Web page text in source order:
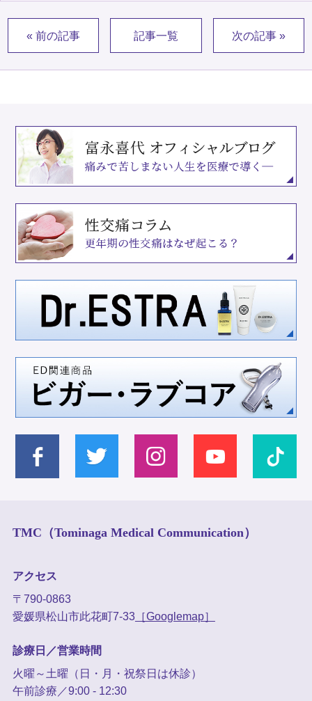
« 前の記事 記事一覧 次の記事 »
TMC（Tominaga Medical Communication）
アクセス
〒790-0863
愛媛県松山市此花町7-33［Googlemap］
診療日／営業時間
火曜～土曜（日・月・祝祭日は休診）
午前診療／9:00 - 12:30